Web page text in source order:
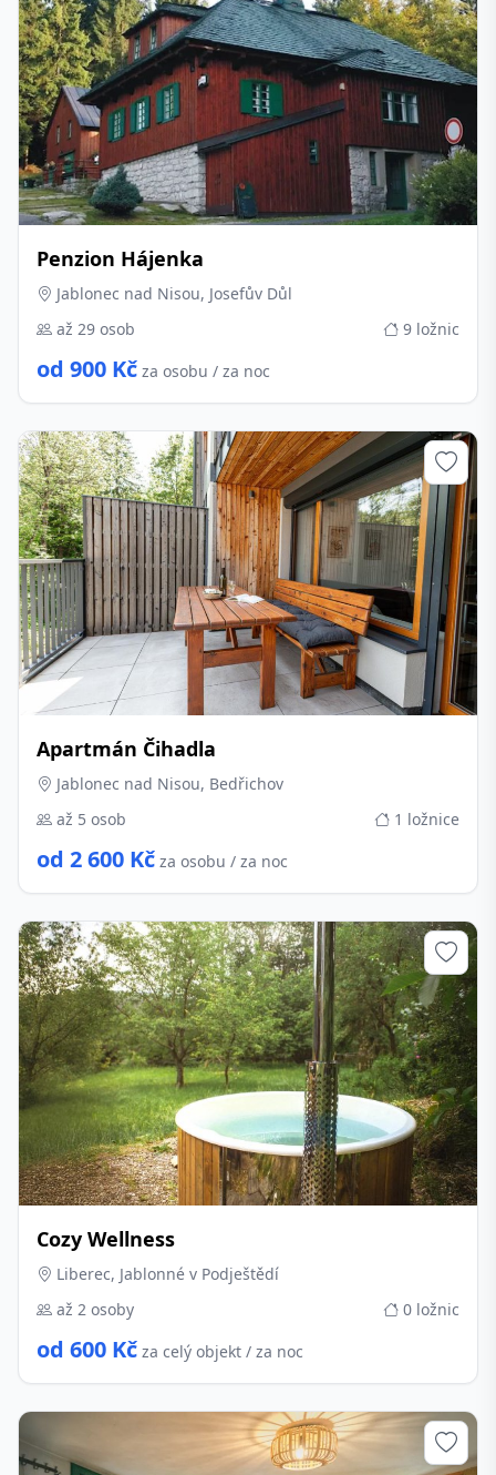
Penzion Hájenka
Jablonec nad Nisou, Josefův Důl
až 29 osob
9 ložnic
od 900 Kč za osobu / za noc
Apartmán Čihadla
Jablonec nad Nisou, Bedřichov
až 5 osob
1 ložnice
od 2 600 Kč za osobu / za noc
Cozy Wellness
Liberec, Jablonné v Podještědí
až 2 osoby
0 ložnic
od 600 Kč za celý objekt / za noc